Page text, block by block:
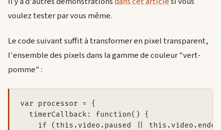
voulez tester par vous même.
Le code suivant suffit à transformer en pixel transparent,
l'ensemble des pixels dans la gamme de couleur "vert-
pomme" :
var processor = {
  timerCallback: function() {
if (this.video.paused ||